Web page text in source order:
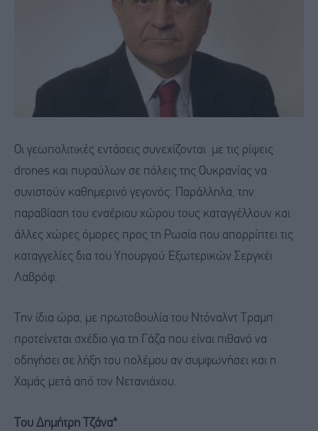
Οι γεωπολιτικές εντάσεις συνεχίζονται με τις ρίψεις
drones και πυραύλων σε πόλεις της Ουκρανίας να
συνιστούν καθημερινό γεγονός. Παράλληλα, την
παραβίαση του εναέριου χώρου τους καταγγέλλουν και
άλλες χώρες όμορες προς τη Ρωσία που απορρίπτει τις
καταγγελίες δια του Υπουργού Εξωτερικών Σεργκέι
Λαβρόφ.
Την ίδια ώρα, με πρωτοβουλία του Ντόναλντ Τραμπ
προτείνεται σχέδιο για τη Γάζα που είναι πιθανό να
οδηγήσει σε λήξη του πολέμου αν συμφωνήσει και η
Χαμάς μετά από τον Νετανιάχου.
Του Δημήτρη Τζάνα*